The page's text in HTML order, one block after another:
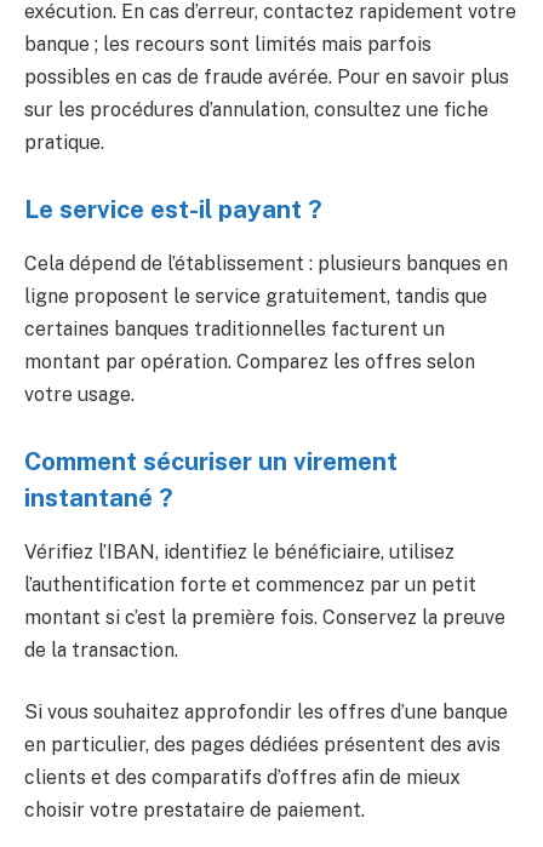
exécution. En cas d’erreur, contactez rapidement votre
banque ; les recours sont limités mais parfois
possibles en cas de fraude avérée. Pour en savoir plus
sur les procédures d’annulation, consultez une fiche
pratique.
Le service est-il payant ?
Cela dépend de l’établissement : plusieurs banques en
ligne proposent le service gratuitement, tandis que
certaines banques traditionnelles facturent un
montant par opération. Comparez les offres selon
votre usage.
Comment sécuriser un virement
instantané ?
Vérifiez l’IBAN, identifiez le bénéficiaire, utilisez
l’authentification forte et commencez par un petit
montant si c’est la première fois. Conservez la preuve
de la transaction.
Si vous souhaitez approfondir les offres d’une banque
en particulier, des pages dédiées présentent des avis
clients et des comparatifs d’offres afin de mieux
choisir votre prestataire de paiement.